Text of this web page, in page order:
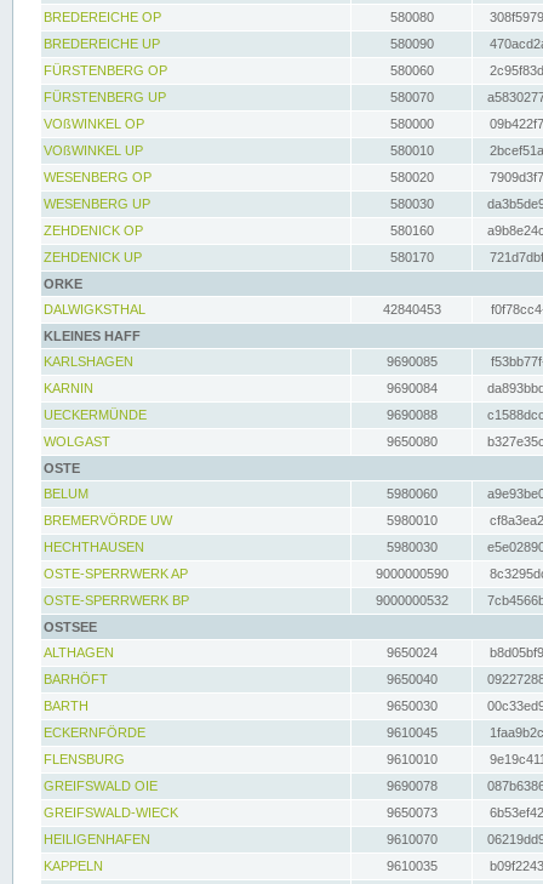
BREDEREICHE OP
580080
BREDEREICHE UP
580090
FÜRSTENBERG OP
580060
FÜRSTENBERG UP
580070
VOßWINKEL OP
580000
VOßWINKEL UP
580010
WESENBERG OP
580020
WESENBERG UP
580030
ZEHDENICK OP
580160
ZEHDENICK UP
580170
ORKE
DALWIGKSTHAL
42840453
KLEINES HAFF
KARLSHAGEN
9690085
KARNIN
9690084
UECKERMÜNDE
9690088
WOLGAST
9650080
OSTE
BELUM
5980060
BREMERVÖRDE UW
5980010
HECHTHAUSEN
5980030
OSTE-SPERRWERK AP
9000000590
OSTE-SPERRWERK BP
9000000532
OSTSEE
ALTHAGEN
9650024
BARHÖFT
9650040
BARTH
9650030
ECKERNFÖRDE
9610045
FLENSBURG
9610010
GREIFSWALD OIE
9690078
GREIFSWALD-WIECK
9650073
HEILIGENHAFEN
9610070
KAPPELN
9610035